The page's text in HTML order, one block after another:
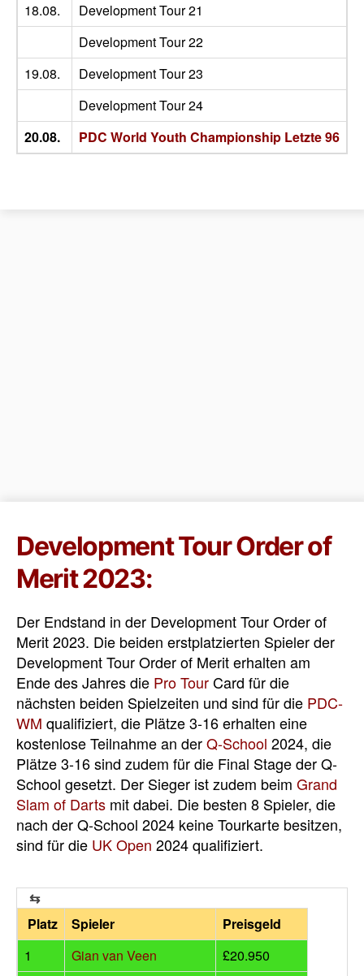
18.08. Development Tour 21
Development Tour 22
19.08.
Development Tour 23
Development Tour 24
20.08.
PDC World Youth Championship Letzte 96
Development Tour Order of
Merit 2023:
Der Endstand in der Development Tour Order of
Merit 2023. Die beiden erstplatzierten Spieler der
Development Tour Order of Merit erhalten am
Ende des Jahres die Pro TourCard für die
nächsten beiden Spielzeiten und sind für die PDC-
WM qualifiziert, die Plätze 3-16 erhalten eine
kostenlose Teilnahme an derQ-School 2024, die
Plätze 3-16 sind zudem für die Final Stage der Q-
School gesetzt. Der Sieger ist zudem beim Grand
Slam of Darts mit dabei. Die besten 8 Spieler, die
nach der Q-School 2024 keine Tourkarte besitzen,
sind für die UK Open 2024 qualifiziert.
Platz Spieler
Preisgeld
1
Gian van Veen
£20.950